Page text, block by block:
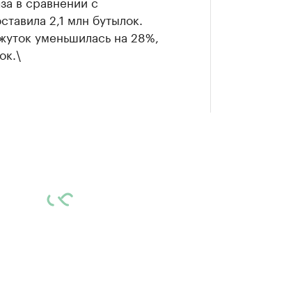
2,1 млн бутылок.
уменьшилась на 28%,